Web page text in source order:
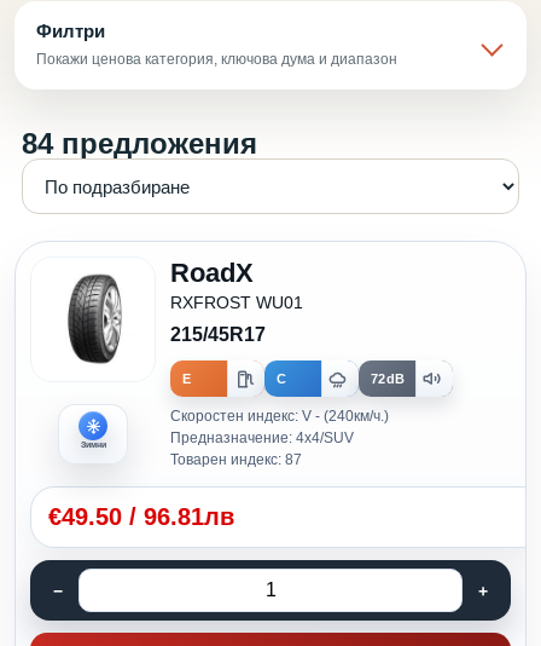
Филтри
Покажи ценова категория, ключова дума и диапазон
84 предложения
Зимни
RoadX
RXFROST WU01
215/45R17
E C 72dB
Скоростен индекс: V - (240км/ч.)
Предназначение: 4x4/SUV
Товарен индекс: 87
€49.50 / 96.81лв